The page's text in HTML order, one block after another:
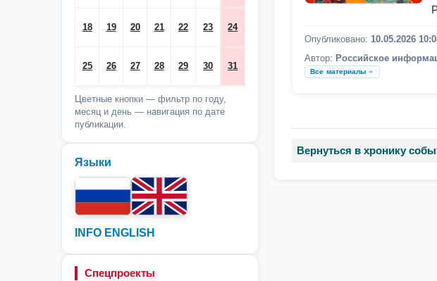
18 19 20 21 22 23 24
25 26 27 28 29 30 31
Цветные кнопки — фильтр по году,
месяц и день — навигация по дате
публикации.
Языки
INFO ENGLISH
Спецпроекты
Опубликовано:10.05.2026
Автор: Российское
Все материалы
Вернуться в хронику